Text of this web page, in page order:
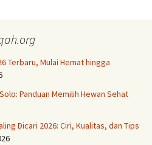
Terbaru, Mulai Hemat hingga
Panduan Memilih Hewan Sehat
Dicari 2026: Ciri, Kualitas, dan Tips